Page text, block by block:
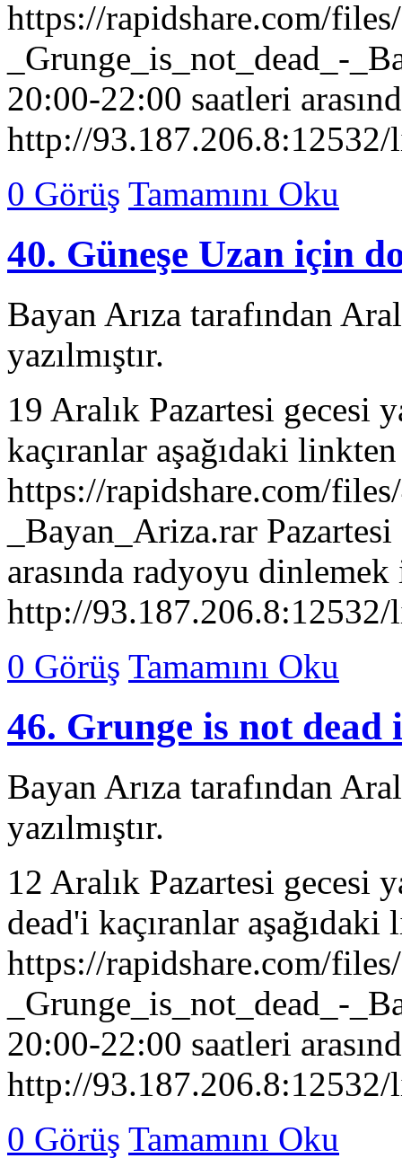
https://rapidshare.com/
_Grunge_is_not_dead_-
20:00-22:00 saatleri
http://93.187.206.8:12532/
0 Görüş Tamamını Oku
40. Güneşe Uzan için
Bayan Arıza tarafından
yazılmıştır.
19 Aralık Pazartesi gecesi
kaçıranlar aşağıdaki
https://rapidshare.com/
_Bayan_Ariza.rar
arasında radyoyu
http://93.187.206.8:12532/
0 Görüş Tamamını Oku
Bayan Arıza tarafından
yazılmıştır.
12 Aralık Pazartesi gecesi
dead'i kaçıranlar
https://rapidshare.com/
_Grunge_is_not_dead_-
20:00-22:00 saatleri
http://93.187.206.8:12532/
0 Görüş Tamamını Oku